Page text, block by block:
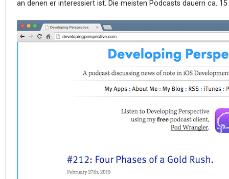
an denen er interessiert ist. Die meisten Podcasts dauern ca. 15